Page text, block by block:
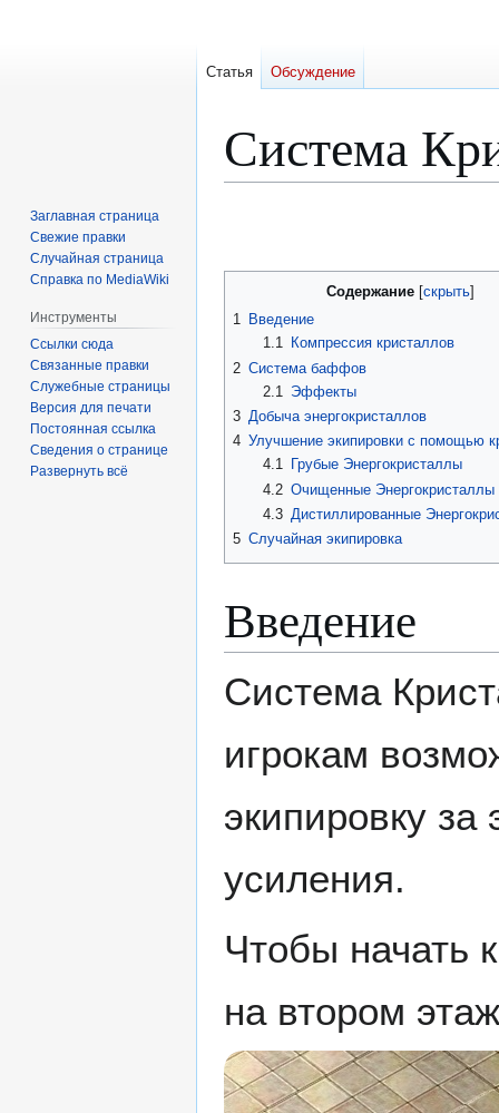
Система
Содержание
1 Введение
1.1
Компрессия кристаллов
2 Система баффов
2.1
Эффекты
3 Добыча энергокристаллов
4 Улучшение экипировки с помощью
4.1
Грубые Энергокристаллы
4.2 Очищенные Энергокристаллы
4.3 Дистиллированные
5 Случайная экипировка
Введение
Система
игрокам
экипировку за
усиления.
Чтобы начать
на втором
Статья Обсуждение
Заглавная страница
Свежие правки
Случайная страница
Справка по MediaWiki
Инструменты
Ссылки сюда
Связанные правки
Служебные страницы
Версия для печати
Постоянная ссылка
Сведения о странице
Развернуть всё